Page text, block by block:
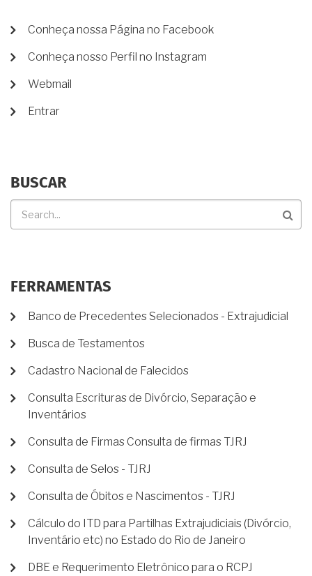
MENU
CONTA
DE
Conheça nossa Página no Facebook
Conheça nosso Perfil no Instagram
Webmail
Entrar
BUSCAR
FERRAMENTAS
Banco de Precedentes Selecionados - Extrajudicial
Busca de Testamentos
Cadastro Nacional de Falecidos
Consulta Escrituras de Divórcio, Separação e
Inventários
Consulta de Firmas Consulta de firmas TJRJ
Consulta de Selos - TJRJ
Consulta de Óbitos e Nascimentos - TJRJ
Cálculo do ITD para Partilhas Extrajudiciais (Divórcio,
Inventário etc) no Estado do Rio de Janeiro
DBE e Requerimento Eletrônico para o RCPJ